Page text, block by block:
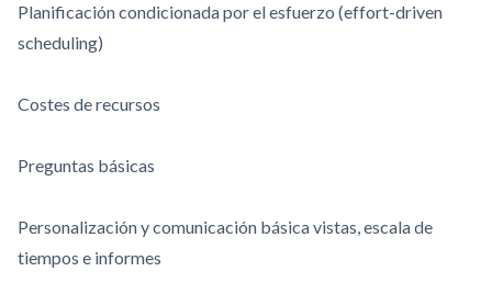
Planificación condicionada por el esfuerzo (effort-driven
scheduling)
Costes de recursos
Preguntas básicas
Personalización y comunicación básica vistas, escala de
tiempos e informes